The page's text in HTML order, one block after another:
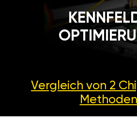
Vergleich von 2
Methoden